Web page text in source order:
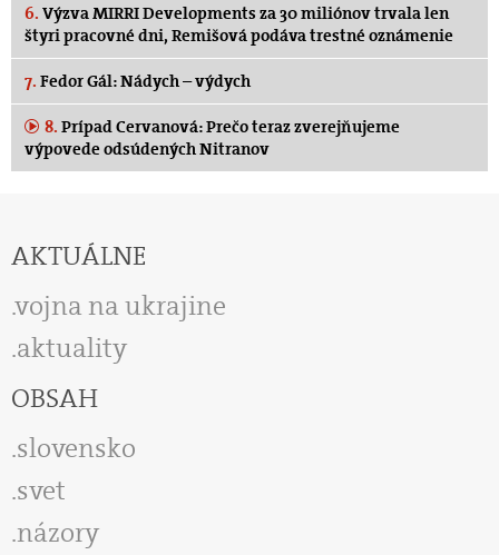
6. Výzva MIRRI Developments za 30 miliónov trvala len
štyri pracovné dni, Remišová podáva trestné oznámenie
7. Fedor Gál: Nádych – výdych
8. Prípad Cervanová: Prečo teraz zverejňujeme
výpovede odsúdených Nitranov
AKTUÁLNE
vojna na ukrajine
aktuality
OBSAH
slovensko
svet
názory